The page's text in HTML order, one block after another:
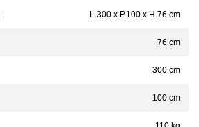
L.300 x P.100 x H.76 cm
76 cm
300 cm
100 cm